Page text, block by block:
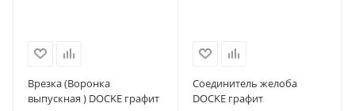
Врезка (Воронка
выпускная ) DOCKE графит
Соединитель желоба
DOCKE графит